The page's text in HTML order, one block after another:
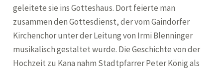
geleitete sie ins Gotteshaus. Dort feierte man
zusammen den Gottesdienst, der vom Gaindorfer
Kirchenchor unter der Leitung von Irmi Blenninger
musikalisch gestaltet wurde. Die Geschichte von der
Hochzeit zu Kana nahm Stadtpfarrer Peter König als